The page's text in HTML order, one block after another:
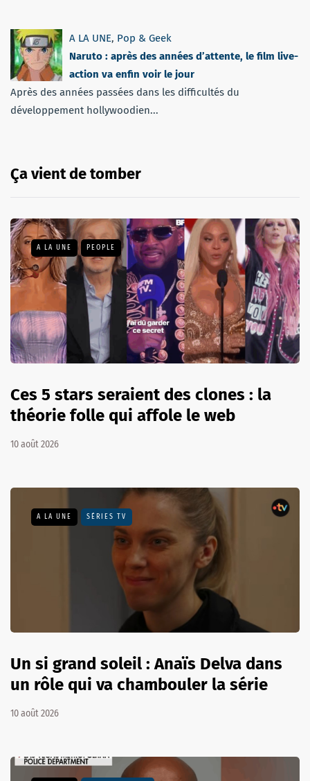
A LA UNE, Pop & Geek
Naruto : après des années d’attente, le film live-
action va enfin voir le jour
Après des années passées dans les difficultés du
développement hollywoodien...
Ça vient de tomber
A LA UNE PEOPLE
Ces 5 stars seraient des clones : la
théorie folle qui affole le web
10 août 2026
A LA UNE SÉRIES TV
Un si grand soleil : Anaïs Delva dans
un rôle qui va chambouler la série
10 août 2026